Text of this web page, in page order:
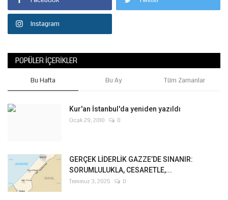
Instagram
POPÜLER İÇERIKLER
Bu Hafta Bu Ay Tüm Zamanlar
Kur'an İstanbul'da yeniden yazıldı
Ocak 29, 2010 0
GERÇEK LİDERLİK GAZZE’DE SINANIR:
SORUMLULUKLA, CESARETLE,...
Temmuz 3, 2025 0